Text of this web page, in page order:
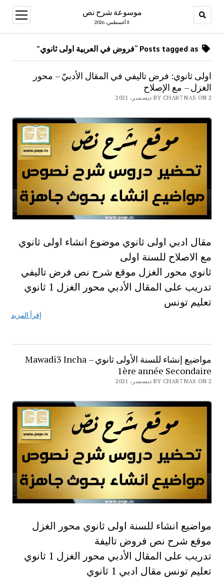
موسوعة شرح نص
8 أغسطس، 2026
open
menu
اولى ثانوي: فرض تاليفي في المقال الأدبيّ – محور
الغزل – مع الإصلاح
BY CHAR7 NAS ON 2 ديسمبر، 2021
مقال ادبي اولى ثانوي موضوع انشاء اولى ثانوي
مع الاصلاح للسنة اولى
ثانوي محور الغزل موقع شرح نص فرض تاليفي
تدريب على المقال الأدبي محور الغزل 1 ثانوي
تعليم تونس
إقرأ المزيد
مواضيع إنشاء للسنة الأولى ثانوي – Mawadi3 Incha
1ère année Secondaire
BY CHAR7 NAS ON 2 ديسمبر، 2021
مواضيع انشاء للسنة اولى ثانوي محور الغزل
موقع شرح نص فروض تاليفة
تدريب على المقال الأدبي محور الغزل 1 ثانوي
تعليم تونس مقال ادبي 1 ثانوي